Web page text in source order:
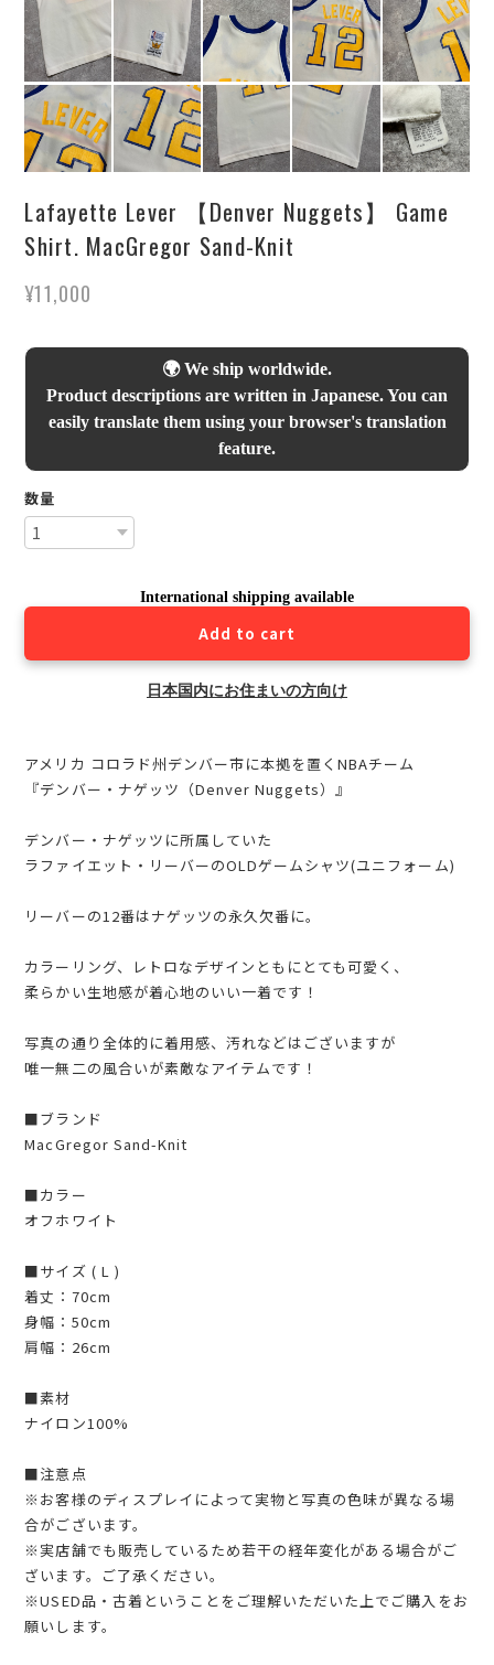
Lafayette Lever 【Denver Nuggets】 Game
Shirt. MacGregor Sand-Knit
¥11,000
🌍 We ship worldwide.
Product descriptions are written in Japanese. You can
easily translate them using your browser's translation
feature.
数量
International shipping available
Add to cart
日本国内にお住まいの方向け
アメリカ コロラド州デンバー市に本拠を置くNBAチーム
『デンバー・ナゲッツ（Denver Nuggets）』
デンバー・ナゲッツに所属していた
ラファイエット・リーバーのOLDゲームシャツ(ユニフォーム)
リーバーの12番はナゲッツの永久欠番に。
カラーリング、レトロなデザインともにとても可愛く、
柔らかい生地感が着心地のいい一着です！
写真の通り全体的に着用感、汚れなどはございますが
唯一無二の風合いが素敵なアイテムです！
■ブランド
MacGregor Sand-Knit
■カラー
オフホワイト
■サイズ ( L )
着丈：70cm
身幅：50cm
肩幅：26cm
■素材
ナイロン100%
■注意点
※お客様のディスプレイによって実物と写真の色味が異なる場
合がございます。
※実店舗でも販売しているため若干の経年変化がある場合がご
ざいます。ご了承ください。
※USED品・古着ということをご理解いただいた上でご購入をお
願いします。